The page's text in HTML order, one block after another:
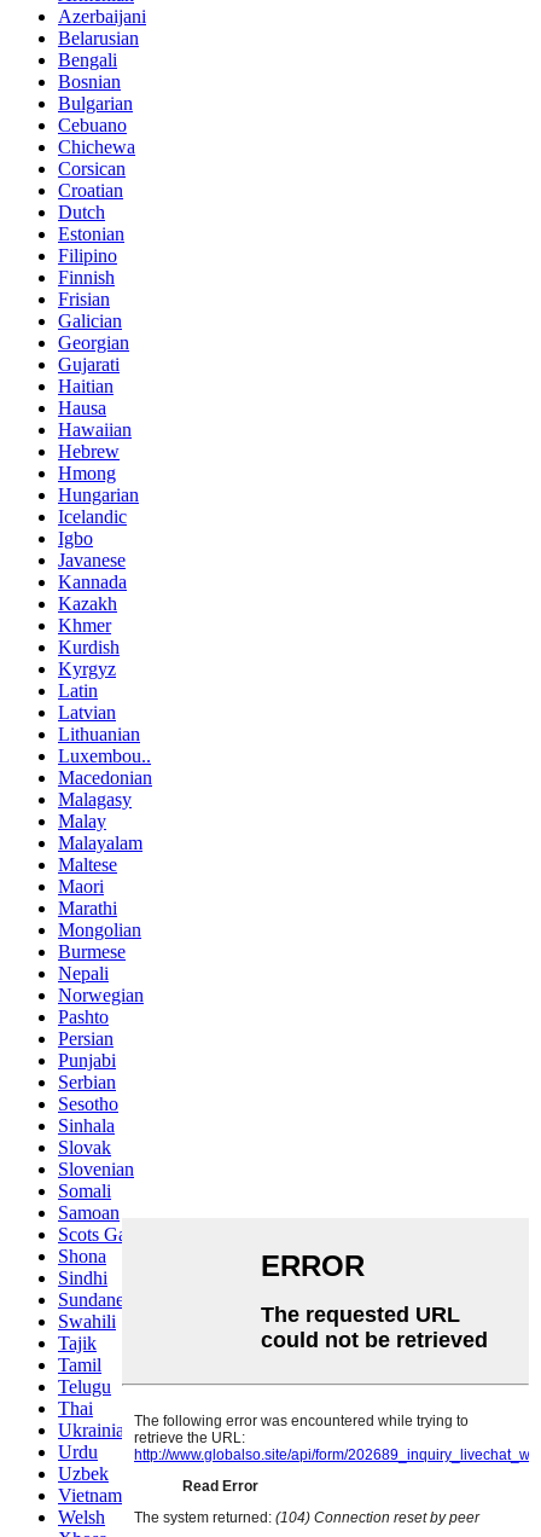
Azerbaijani
Belarusian
Bengali
Bosnian
Bulgarian
Cebuano
Chichewa
Corsican
Croatian
Dutch
Estonian
Filipino
Finnish
Frisian
Galician
Georgian
Gujarati
Haitian
Hausa
Hawaiian
Hebrew
Hmong
Hungarian
Icelandic
Igbo
Javanese
Kannada
Kazakh
Khmer
Kurdish
Kyrgyz
Latin
Latvian
Lithuanian
Luxembou..
Macedonian
Malagasy
Malay
Malayalam
Maltese
Maori
Marathi
Mongolian
Burmese
Nepali
Norwegian
Pashto
Persian
Punjabi
Serbian
Sesotho
Sinhala
Slovak
Slovenian
Somali
Samoan
Scots Gaelic
Shona
Sindhi
Sundanese
Swahili
Tajik
Tamil
Telugu
Thai
Ukrainian
Urdu
Uzbek
Vietnamese
Welsh